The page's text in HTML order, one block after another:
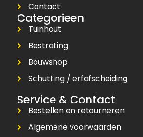
Contact
Categorieen
Tuinhout
Bestrating
Bouwshop
Schutting / erfafscheiding
Service & Contact
Bestellen en retourneren
Algemene voorwaarden